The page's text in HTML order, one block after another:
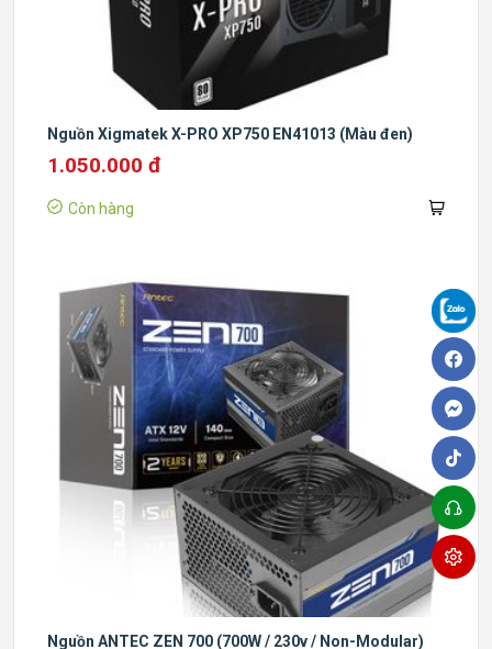
Nguồn Xigmatek X-PRO XP750 EN41013 (Màu đen)
1.050.000 đ
Còn hàng
Nguồn ANTEC ZEN 700 (700W / 230v / Non-Modular)